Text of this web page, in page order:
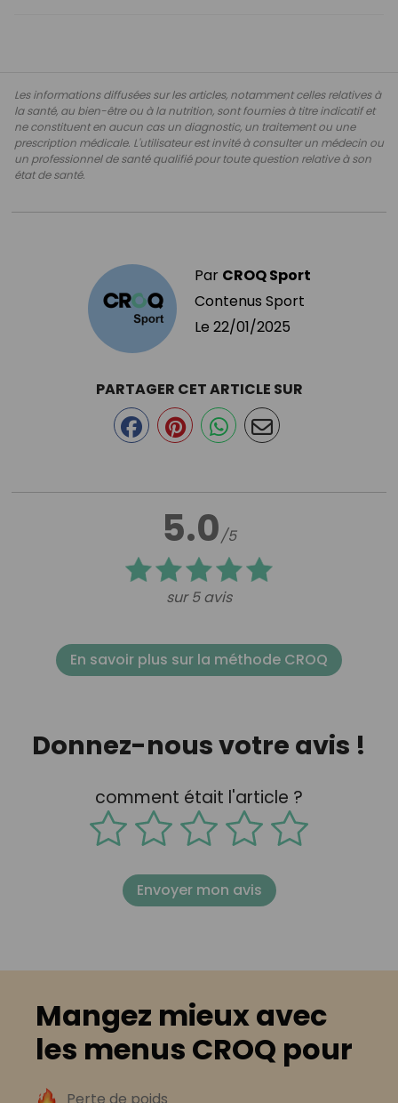
Les informations diffusées sur les articles, notamment celles relatives à
la santé, au bien-être ou à la nutrition, sont fournies à titre indicatif et
ne constituent en aucun cas un diagnostic, un traitement ou une
prescription médicale. L'utilisateur est invité à consulter un médecin ou
un professionnel de santé qualifié pour toute question relative à son
état de santé.
Par CROQ Sport
Contenus Sport
Le 22/01/2025
5.0/5
sur 5 avis
PARTAGER CET ARTICLE SUR
En savoir plus sur la méthode CROQ
Donnez-nous votre avis !
comment était l'article ?
Envoyer mon avis
Mangez mieux avec
les menus CROQ pour